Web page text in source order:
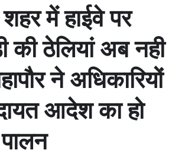
में हाईवे पर
की ठेलियां अब नही
ने अधिकारियों
आदेश का हो